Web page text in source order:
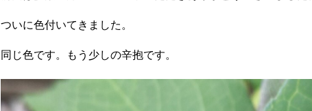
ついに色付いてきました。
同じ色です。もう少しの辛抱です。